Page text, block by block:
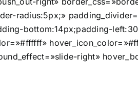
radius:5px;»
bottom:14px;padding-
right»